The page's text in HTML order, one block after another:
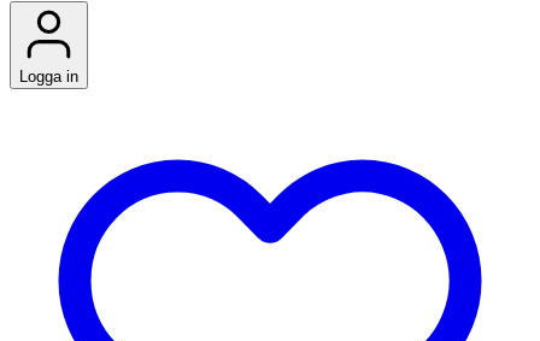
Logga in